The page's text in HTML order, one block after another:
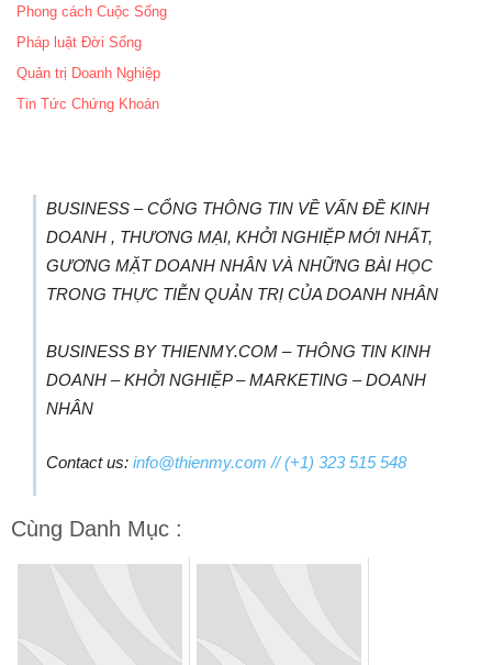
Phong cách Cuộc Sống
Pháp luật Đời Sống
Quản trị Doanh Nghiệp
Tin Tức Chứng Khoán
BUSINESS – CỔNG THÔNG TIN VỀ VẤN ĐỀ KINH
DOANH , THƯƠNG MẠI, KHỞI NGHIỆP MỚI NHẤT,
GƯƠNG MẶT DOANH NHÂN VÀ NHỮNG BÀI HỌC
TRONG THỰC TIỄN QUẢN TRỊ CỦA DOANH NHÂN
BUSINESS BY THIENMY.COM – THÔNG TIN KINH
DOANH – KHỞI NGHIỆP – MARKETING – DOANH
NHÂN
Contact us: info@thienmy.com // (+1) 323 515 548
Cùng Danh Mục :